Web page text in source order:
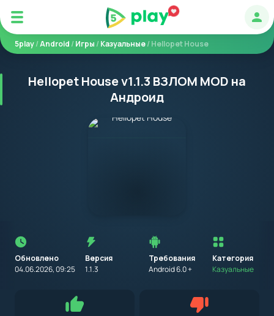
5play/Android /Игры /Казуальные/ Hellopet House
Hellopet House v1.1.3 ВЗЛОМ MOD на
Андроид
Обновлено
04.06.2026, 09:25
Версия
1.1.3
Требования
Android 6.0 +
установкой
приложения
на
устройство
с
Категория
Казуальные
обращать внимание на установленную версию Android
OS. Мы указываем минимально необходимую версию для